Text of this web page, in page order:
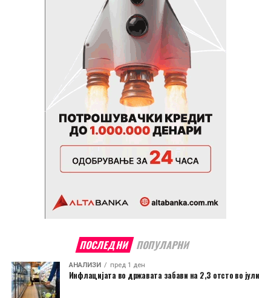
ПОСЛЕДНИ ПОПУЛАРНИ
АНАЛИЗИ пред 1 ден
Инфлацијата во државата забави на 2,3 отсто во јули